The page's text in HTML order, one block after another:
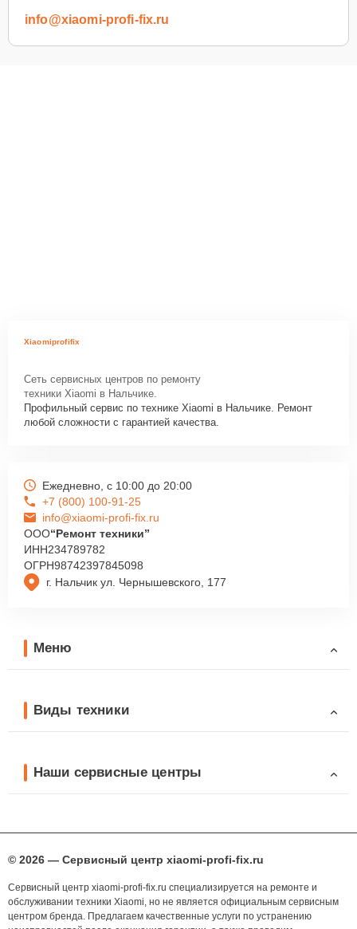
info@xiaomi-profi-fix.ru
Xiaomiprofifix
Сеть сервисных центров по ремонту
техники Xiaomi в Нальчике.
Профильный сервис по технике Xiaomi в Нальчике. Ремонт
любой сложности с гарантией качества.
г. Нальчик ул. Чернышевского, 177
Ежедневно, с 10:00 до 20:00
+7 (800) 100-91-25
info@xiaomi-profi-fix.ru
ООО“Ремонт техники”
ИНН234789782
ОГРН98742397845098
Меню
Виды техники
Наши сервисные центры
© 2026 — Сервисный центр xiaomi-profi-fix.ru
Сервисный центр xiaomi-profi-fix.ru специализируется на ремонте и
обслуживании техники Xiaomi, но не является официальным сервисным
центром бренда. Предлагаем качественные услуги по устранению